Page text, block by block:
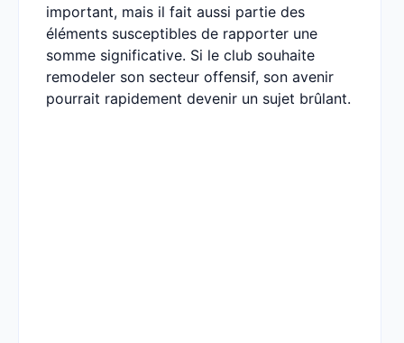
important, mais il fait aussi partie des
éléments susceptibles de rapporter une
somme significative. Si le club souhaite
remodeler son secteur offensif, son avenir
pourrait rapidement devenir un sujet brûlant.